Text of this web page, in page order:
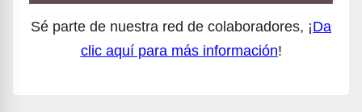
Sé parte de nuestra red de colaboradores, ¡Da
clic aquí para más información!